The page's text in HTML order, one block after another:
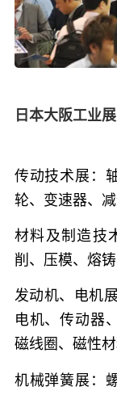
日本大阪工业
传动技术展：
轮、变速器、
材料及制造技
削、压模、熔
发动机、电机展
电机、传动器
磁线圈、磁性
机械弹簧展：